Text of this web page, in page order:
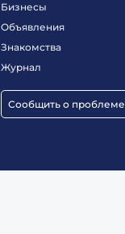
Бизнесы
Объявления
Знакомства
Журнал
Сообщить о проблеме